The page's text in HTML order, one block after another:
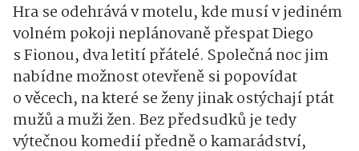
Hra se odehrává v motelu, kde musí v jediném
volném pokoji neplánovaně přespat Diego
s Fionou, dva letití přátelé. Společná noc jim
nabídne možnost otevřeně si popovídat
o věcech, na které se ženy jinak ostýchají ptát
mužů a muži žen. Bez předsudků je tedy
výtečnou komedií předně o kamarádství,